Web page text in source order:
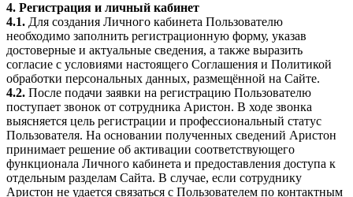
4. Регистрация и личный кабинет
4.1. Для создания Личного кабинета Пользователю
необходимо заполнить регистрационную форму, указав
достоверные и актуальные сведения, а также выразить
согласие с условиями настоящего Соглашения и Политикой
обработки персональных данных, размещённой на Сайте.
4.2. После подачи заявки на регистрацию Пользователю
поступает звонок от сотрудника Аристон. В ходе звонка
выясняется цель регистрации и профессиональный статус
Пользователя. На основании полученных сведений Аристон
принимает решение об активации соответствующего
функционала Личного кабинета и предоставления доступа к
отдельным разделам Сайта. В случае, если сотруднику
Аристон не удается связаться с Пользователем по контактным